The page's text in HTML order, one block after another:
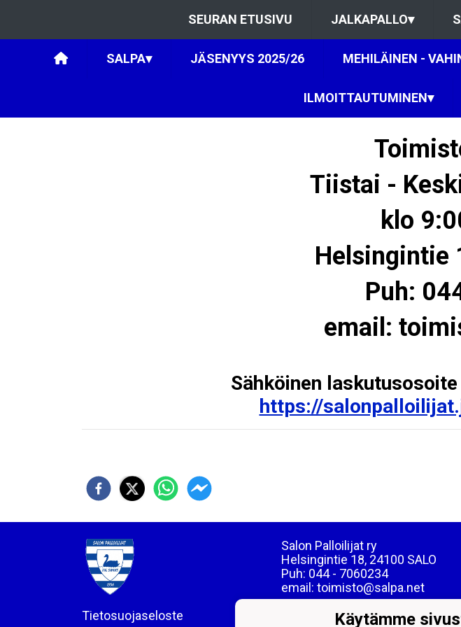
SEURAN ETUSIVU JALKAPALLO▾
SALPA▾ JÄSENYYS 2025/26 MEHILÄINEN -
ILMOITTAUTUMINEN▾
Tiistai -
klo
Helsingintie
Puh:
email:
Sähköinen
https://
Tietosuojaseloste
Salon Palloilijat ry
Helsingintie 18, 24100 SALO
Puh: 044 - 7060234
email: toimisto@salpa.net
LY 0139538-2Käytämme